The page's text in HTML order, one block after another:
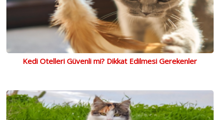
Kedi Otelleri Güvenli mi? Dikkat Edilmesi Gerekenler